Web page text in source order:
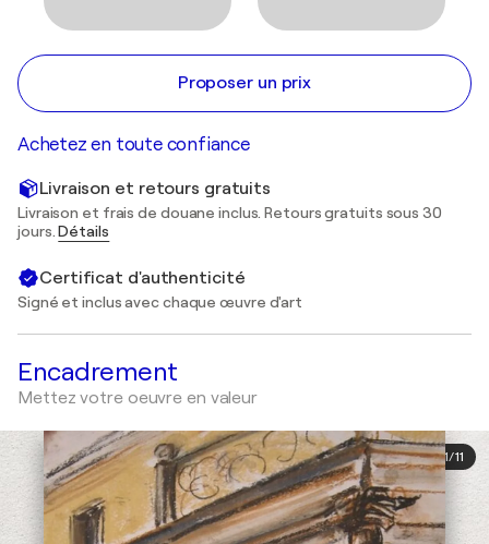
Proposer un prix
Achetez en toute confiance
Livraison et retours gratuits
Livraison et frais de douane inclus. Retours gratuits sous 30
jours.Détails
Certificat d'authenticité
Signé et inclus avec chaque œuvre d'art
Encadrement
Mettez votre oeuvre en valeur
1/11